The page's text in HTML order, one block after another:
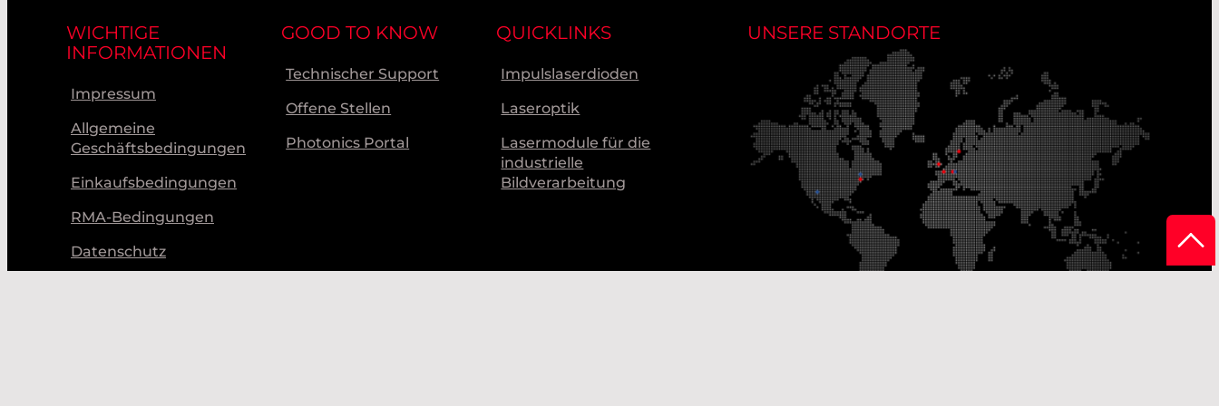
WICHTIGE
INFORMATIONEN
Impressum
Allgemeine
Geschäftsbedingungen
Einkaufsbedingungen
RMA-Bedingungen
Datenschutz
GOOD TO KNOW
Technischer Support
Offene Stellen
Photonics Portal
QUICKLINKS
Impulslaserdioden
Laseroptik
Lasermodule für die
industrielle
Bildverarbeitung
UNSERE STANDORTE